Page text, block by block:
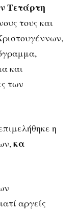
Τετάρτη
τους και
και
των
η
κα
αργείς